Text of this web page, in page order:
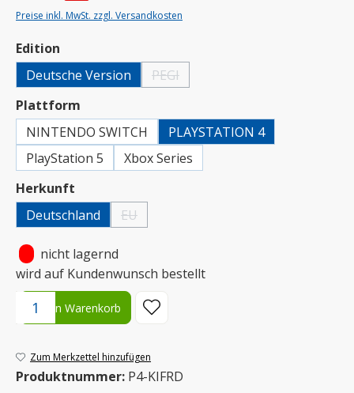
Preise inkl. MwSt. zzgl. Versandkosten
Edition
Deutsche Version
PEGI(Diese Option ist zurzeit nicht verfügbar.)
Plattform
NINTENDO SWITCH
PLAYSTATION 4
PlayStation 5
Xbox Series
Herkunft
Deutschland
EU(Diese Option ist zurzeit nicht verfügbar.)
nicht lagernd
wird auf Kundenwunsch bestellt
Produkt Anzahl: Gib den gewünschten Wert ein oder benutze
In den Warenkorb
Zum Merkzettel hinzufügen
Produktnummer: P4-KIFRD